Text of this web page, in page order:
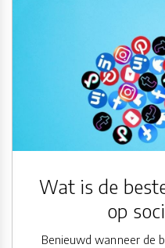
Wat is de
op
Benieuwd wanneer de